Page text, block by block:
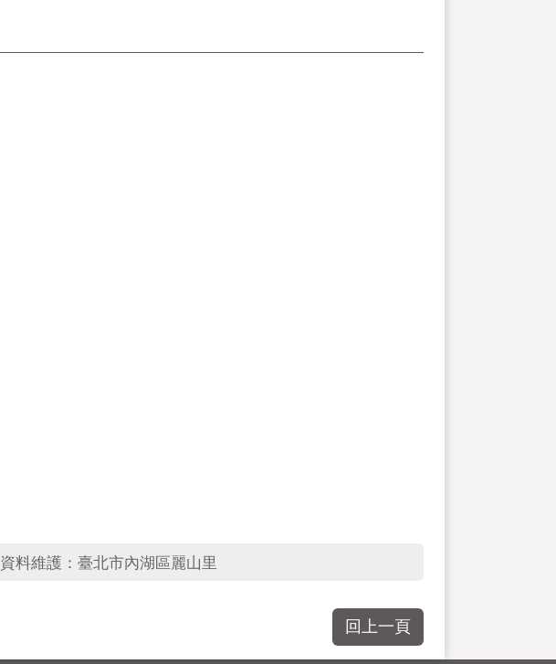
資料維護：臺北市內湖區麗山里
回上一頁